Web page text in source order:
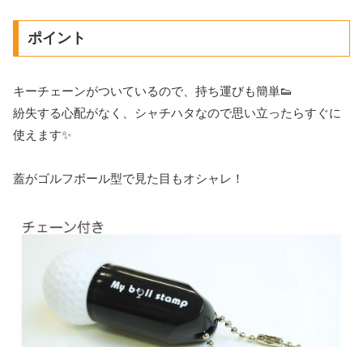
ポイント
キーチェーンがついているので、持ち運びも簡単👟
紛失する心配がなく、シャチハタなので思い立ったらすぐに
使えます✨
蓋がゴルフボール型で見た目もオシャレ！